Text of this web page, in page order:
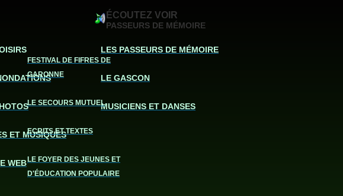
FESTIVAL DE FIFRES DE
GARONNE
LE SECOURS MUTUEL
ECRITS ET TEXTES
LE FOYER DES JEUNES ET
D'ÉDUCATION POPULAIRE
ET MUSIQUES
WEB
ÉCOUTEZ VOIR
PASSEURS DE MÉMOIRE
LES PASSEURS DE MÉMOIRE
LE GASCON
MUSICIENS ET DANSES